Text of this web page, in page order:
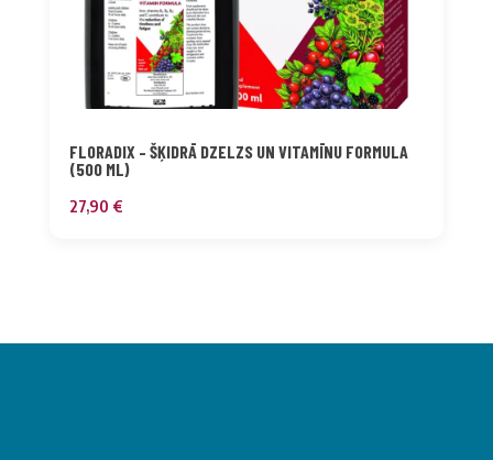
FLORADIX – ŠĶIDRĀ DZELZS UN VITAMĪNU FORMULA
(500 ML)
27,90 €